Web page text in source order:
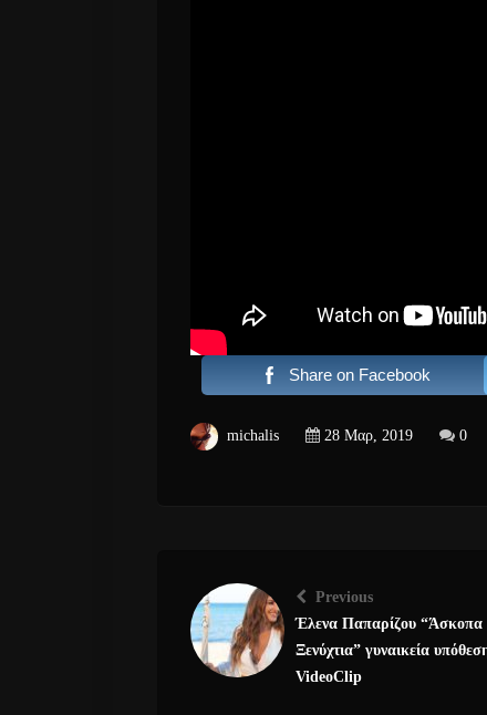
Share on Facebook
michalis 28 Μαρ, 2019 0
Previous
Έλενα Παπαρίζου “Άσκοπα
Ξενύχτια” γυναικεία
VideoClip